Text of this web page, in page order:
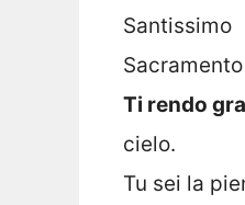
Santissimo
Ti rendo
cielo.
Tu sei la